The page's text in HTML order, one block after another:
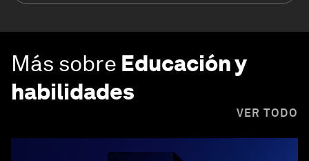
Más sobre Educación y
habilidades
VER TODO